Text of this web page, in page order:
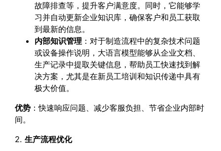
故障排查等，提升客户满意度。同时，它能够学
习并自动更新企业知识库，确保客户和员工获取
到最新的信息。
内部知识管理 ：对于制造流程中的复杂技术问题
或设备操作说明，大语言模型能够从企业文档、
生产记录中提取关键信息，帮助员工快速找到解
决方案，尤其是在新员工培训和知识传递中具有
极大价值。
优势 ：快速响应问题、减少客服负担、节省企业内部时
间。
2.生产流程优化